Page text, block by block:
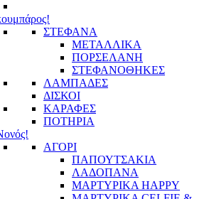
ΣΤΕΦΑΝΑ
ΜΕΤΑΛΛΙΚΑ
ΠΟΡΣΕΛΑΝΗ
ΣΤΕΦΑΝΟΘΗΚΕΣ
ΛΑΜΠΑΔΕΣ
ΔΙΣΚΟΙ
ΚΑΡΑΦΕΣ
ΠΟΤΗΡΙΑ
ΑΓΟΡΙ
ΠΑΠΟΥΤΣΑΚΙΑ
ΛΑΔΟΠΑΝΑ
ΜΑΡΤΥΡΙΚΑ HAPPY